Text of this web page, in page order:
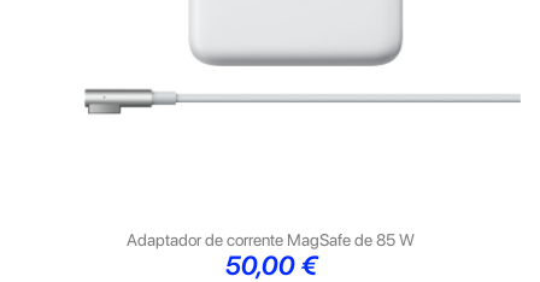
Adaptador de corrente MagSafe de 85 W
Preço
50,00 €